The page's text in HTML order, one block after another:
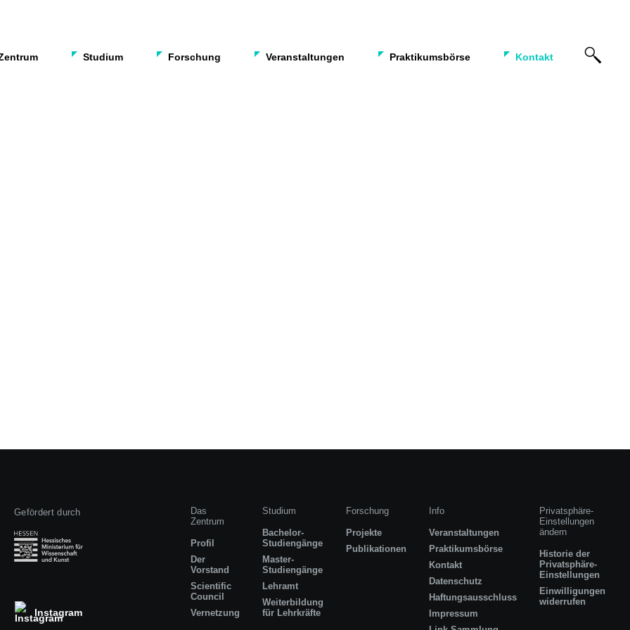
Studium Forschung Veranstaltungen Praktikumsbörse Kontakt
Gefördert durch
Instagram
Das
Zentrum
Profil
Der
Vorstand
Scientific
Council
Vernetzung
Studium
Bachelor-
Studiengänge
Master-
Studiengänge
Lehramt
Weiterbildung
für Lehrkräfte
Forschung
Projekte
Publikationen
Info
Veranstaltungen
Praktikumsbörse
Kontakt
Datenschutz
Haftungsausschluss
Impressum
Privatsphäre-
Einstellungen
ändern
Historie der
Privatsphäre-
Einstellungen
Einwilligungen
widerrufen